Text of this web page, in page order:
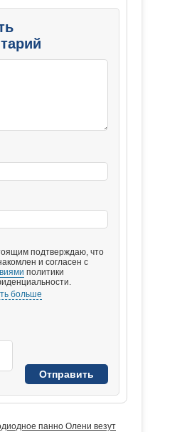
подтверждаю, что
и согласен с
политики
больше
панно Олени везут